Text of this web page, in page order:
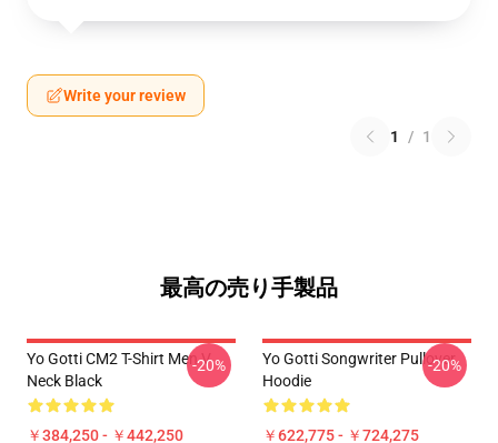
Write your review
1 / 1
最高の売り手製品
Yo Gotti CM2 T-Shirt Men V
Neck Black
￥384,250 - ￥442,250
-20%
Yo Gotti Songwriter Pullover
Hoodie
￥622,775 - ￥724,275
-20%